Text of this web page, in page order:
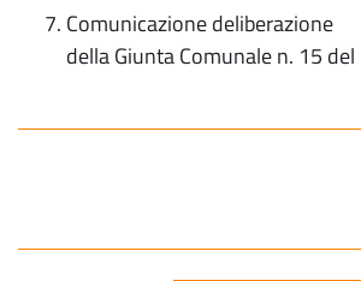
Comunicazione deliberazione
della Giunta Comunale n. 15